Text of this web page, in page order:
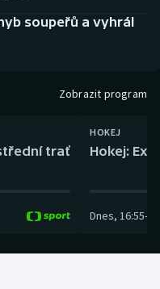
soupeřů a vyhrál
Zobrazit program
trať
HOKEJ
Hokej:
Dnes, 16:55-